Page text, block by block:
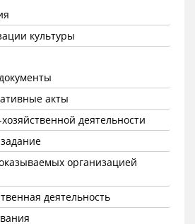
культуры
акты
деятельности
организацией
деятельность